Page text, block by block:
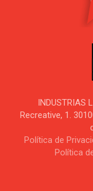
INDUSTRIAS
Recreative, 1.
Política de
Política